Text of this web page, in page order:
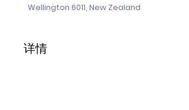
Wellington 6011, New Zealand
详情